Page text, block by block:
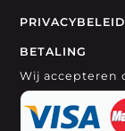
PRIVACYBELEID
BETALING
Wij accepteren